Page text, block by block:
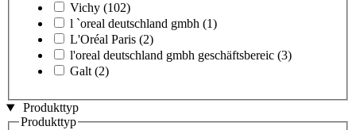
Vichy (102)
l `oreal deutschland gmbh (1)
L'Oréal Paris (2)
l'oreal deutschland gmbh geschäftsbereic (3)
Galt (2)
Produkttyp
Produkttyp